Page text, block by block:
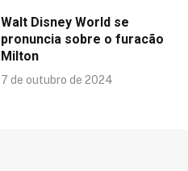
Walt Disney World se
pronuncia sobre o furacão
Milton
7 de outubro de 2024